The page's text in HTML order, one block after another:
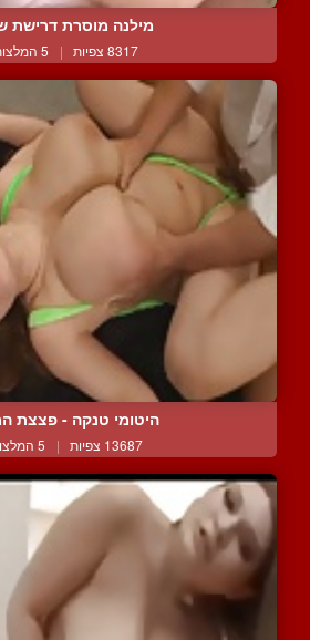
מילנה מוסרת דרישת
8317 צפיות | 5 המלצות
היטומי טנקה - פצצת
13687 צפיות | 5 המלצות